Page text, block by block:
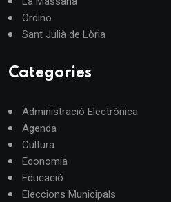
Ordino
Sant Julià de Lòria
Categories
Administració Electrònica
Agenda
Cultura
Economia
Educació
Eleccions Municipals